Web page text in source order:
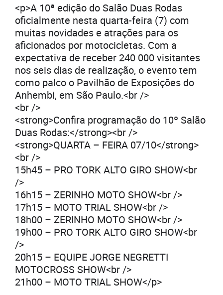
<p>A 10ª edição do Salão Duas Rodas
oficialmente nesta quarta-feira (7) com
muitas novidades e atrações para os
aficionados por motocicletas. Com a
expectativa de receber 240 000 visitantes
nos seis dias de realização, o evento tem
como palco o Pavilhão de Exposições do
Anhembi, em São Paulo.<br />
<br />
<strong>Confira programação do 10º Salão
Duas Rodas:</strong><br />
<strong>QUARTA – FEIRA 07/10</strong>
<br />
15h45 – PRO TORK ALTO GIRO SHOW<br
/>
16h15 – ZERINHO MOTO SHOW<br />
17h15 – MOTO TRIAL SHOW<br />
18h00 – ZERINHO MOTO SHOW<br />
19h00 – PRO TORK ALTO GIRO SHOW<br
/>
20h15 – EQUIPE JORGE NEGRETTI
MOTOCROSS SHOW<br />
21h00 – MOTO TRIAL SHOW</p>